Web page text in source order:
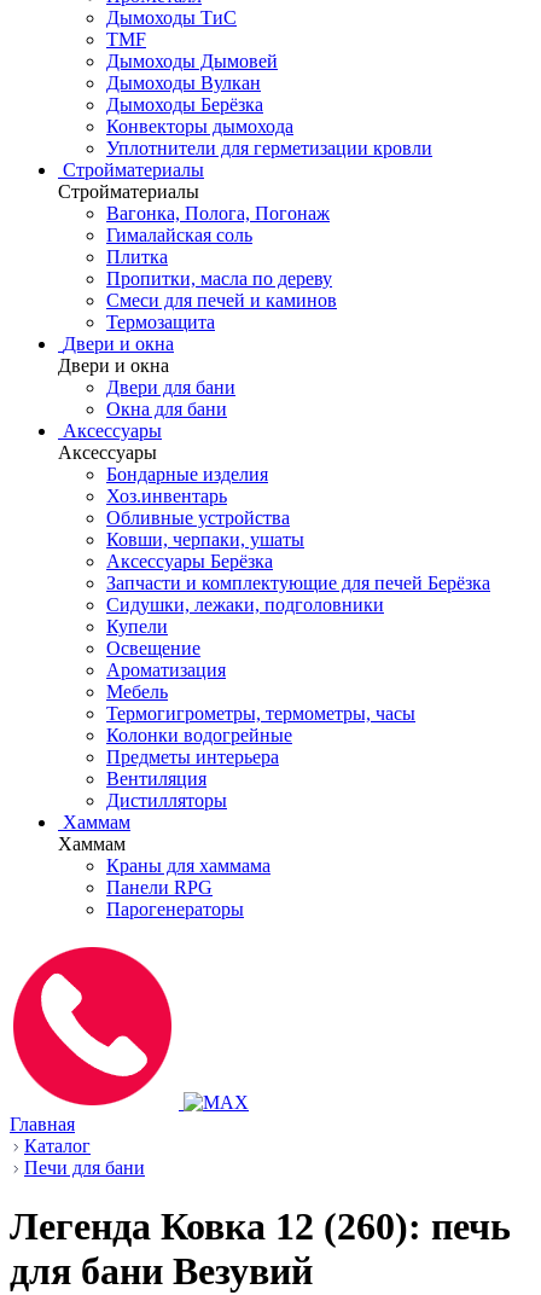
Дымоходы ТиС
TMF
Дымоходы Дымовей
Дымоходы Вулкан
Дымоходы Берёзка
Конвекторы дымохода
Уплотнители для герметизации кровли
Стройматериалы
Стройматериалы
Вагонка, Полога, Погонаж
Гималайская соль
Плитка
Пропитки, масла по дереву
Смеси для печей и каминов
Термозащита
Двери и окна
Двери и окна
Двери для бани
Окна для бани
Аксессуары
Аксессуары
Бондарные изделия
Хоз.инвентарь
Обливные устройства
Ковши, черпаки, ушаты
Аксессуары Берёзка
Запчасти и комплектующие для печей Берёзка
Сидушки, лежаки, подголовники
Купели
Освещение
Ароматизация
Мебель
Термогигрометры, термометры, часы
Колонки водогрейные
Предметы интерьера
Вентиляция
Дистилляторы
Хаммам
Хаммам
Краны для хаммама
Панели RPG
Парогенераторы
Главная
Каталог
Печи для бани
Легенда Ковка 12 (260): печь
для бани Везувий